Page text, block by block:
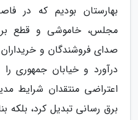
بهارستان بودیم که در
مجلس، خاموشی و قطع برقِ
صدای فروشندگان و
درآورد و خیابان جمهوری
اعتراضی منتقدان شرایط
برق رسانی تبدیل کرد، بلکه